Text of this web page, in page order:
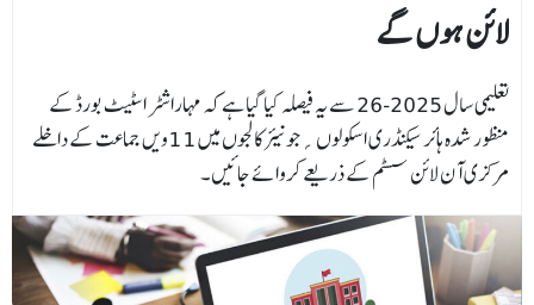
لائن ہوں گے
تعلیمی سال 2025-26 سے یہ فیصلہ کیا گیا ہے کہ مہاراشٹر اسٹیٹ بورڈ کے
منظور شدہ ہائر سیکنڈری اسکولوں؍جونیئر کالجوں میں 11ویں جماعت کے داخلے
مرکزی آن لائن سسٹم کے ذریعے کروائے جائیں۔